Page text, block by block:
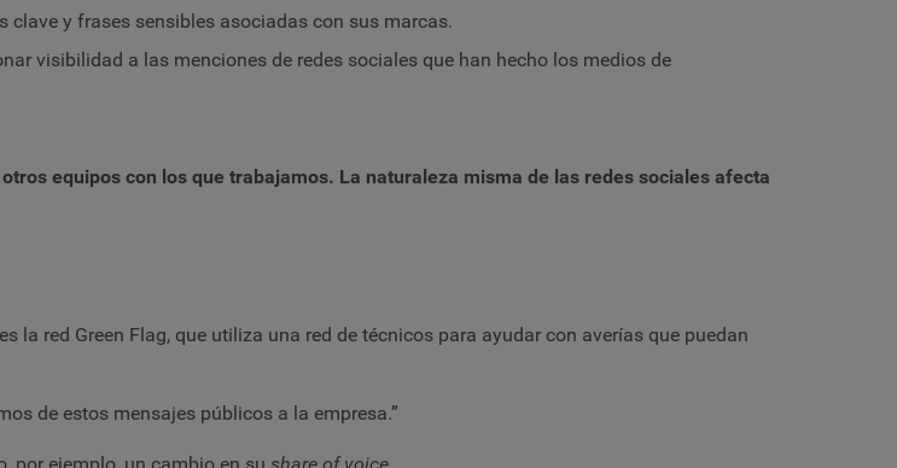
clave y frases sensibles asociadas con sus marcas.
visibilidad a las menciones de redes sociales que han hecho los medios de
equipos con los que trabajamos. La naturaleza misma de las redes sociales afecta
la red Green Flag, que utiliza una red de técnicos para ayudar con averías que puedan
de estos mensajes públicos a la empresa.”
por ejemplo, un cambio en su share of voice.